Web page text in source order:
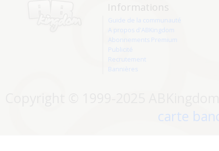
Informations
Guide de la communauté
A propos d'ABKingdom
Abonnements Premium
Publicité
Recrutement
Bannières
carte